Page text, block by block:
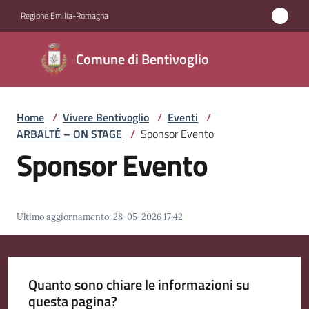
Regione Emilia-Romagna
Comune di Bentivoglio
Comune di
Bentivoglio
Amministrazione
Novità
Vivere
Bentivoglio
Home / Vivere Bentivoglio / Eventi /
ARBALTÉ – ON STAGE / Sponsor Evento
Sponsor Evento
Ultimo aggiornamento:28-05-2026 17:42
Quanto sono chiare le informazioni su
questa pagina?